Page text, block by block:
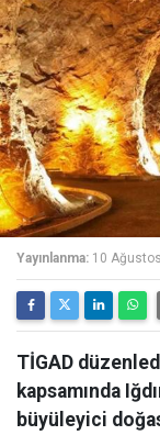
Yayınlanma: 10
TİGAD
kapsamında
büyüleyici